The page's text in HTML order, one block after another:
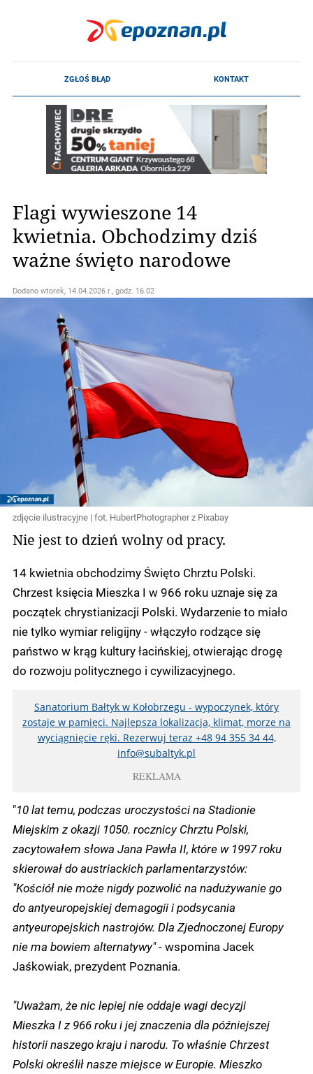
Flagi wywieszone 14
kwietnia. Obchodzimy dziś
ważne święto narodowe
Dodano wtorek, 14.04.2026 r., godz. 16.02
zdjęcie ilustracyjne | fot. HubertPhotographer z Pixabay
Nie jest to dzień wolny od pracy.
14 kwietnia obchodzimy Święto Chrztu Polski.
Chrzest księcia Mieszka I w 966 roku uznaje się za
początek chrystianizacji Polski. Wydarzenie to miało
nie tylko wymiar religijny - włączyło rodzące się
państwo w krąg kultury łacińskiej, otwierając drogę
do rozwoju politycznego i cywilizacyjnego.
Sanatorium Bałtyk w Kołobrzegu - wypoczynek, który
zostaje w pamięci. Najlepsza lokalizacja, klimat, morze na
wyciągnięcie ręki. Rezerwuj teraz +48 94 355 34 44,
info@subaltyk.pl
REKLAMA
"10 lat temu, podczas uroczystości na Stadionie
Miejskim z okazji 1050. rocznicy Chrztu Polski,
zacytowałem słowa Jana Pawła II, które w 1997 roku
skierował do austriackich parlamentarzystów:
"Kościół nie może nigdy pozwolić na nadużywanie go
do antyeuropejskiej demagogii i podsycania
antyeuropejskich nastrojów. Dla Zjednoczonej Europy
nie ma bowiem alternatywy" -wspomina Jacek
Jaśkowiak, prezydent Poznania.
"Uważam, że nic lepiej nie oddaje wagi decyzji
Mieszka I z 966 roku i jej znaczenia dla późniejszej
historii naszego kraju i narodu. To właśnie Chrzest
Polski określił nasze miejsce w Europie. Mieszko